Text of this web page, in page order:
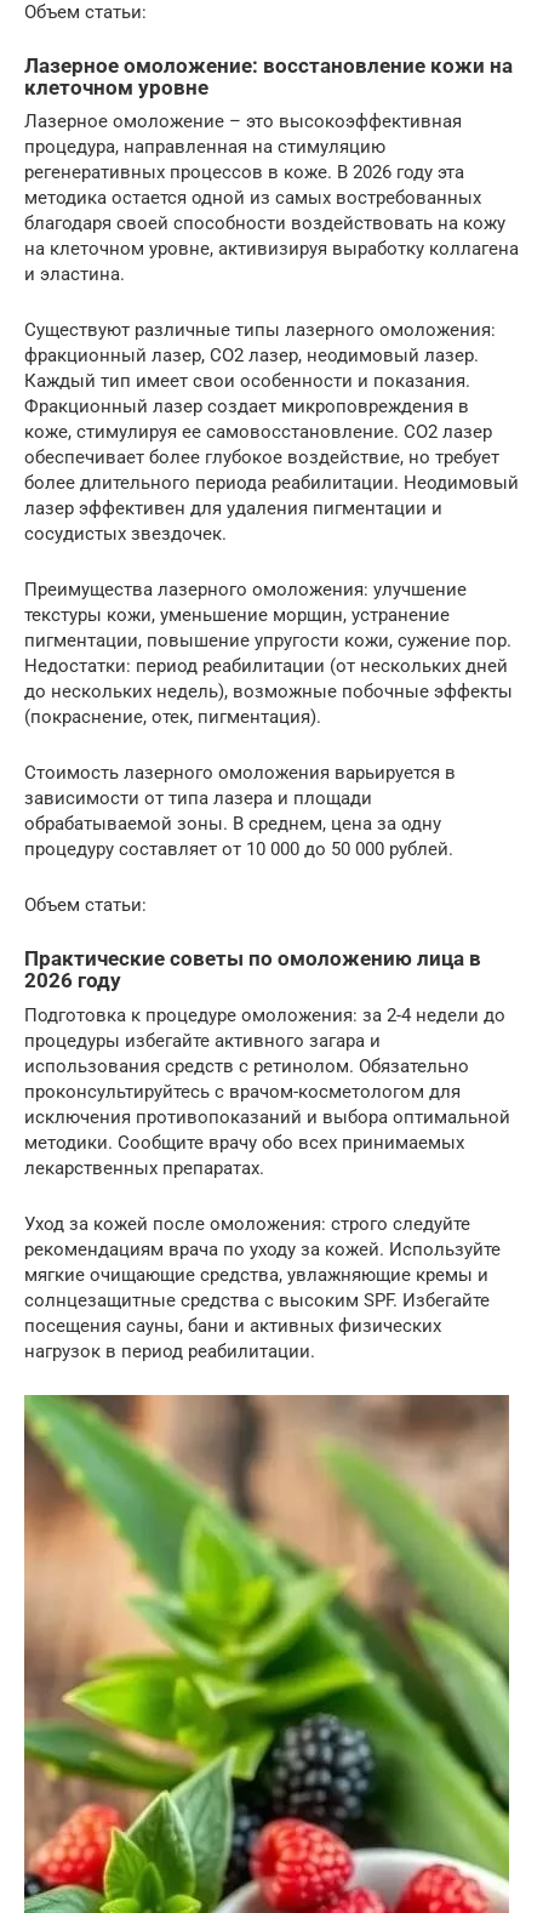
Объем статьи:
Лазерное омоложение: восстановление кожи на
клеточном уровне
Лазерное омоложение – это высокоэффективная
процедура, направленная на стимуляцию
регенеративных процессов в коже. В 2026 году эта
методика остается одной из самых востребованных
благодаря своей способности воздействовать на кожу
на клеточном уровне, активизируя выработку коллагена
и эластина.
Существуют различные типы лазерного омоложения:
фракционный лазер, CO2 лазер, неодимовый лазер.
Каждый тип имеет свои особенности и показания.
Фракционный лазер создает микроповреждения в
коже, стимулируя ее самовосстановление. CO2 лазер
обеспечивает более глубокое воздействие, но требует
более длительного периода реабилитации. Неодимовый
лазер эффективен для удаления пигментации и
сосудистых звездочек.
Преимущества лазерного омоложения: улучшение
текстуры кожи, уменьшение морщин, устранение
пигментации, повышение упругости кожи, сужение пор.
Недостатки: период реабилитации (от нескольких дней
до нескольких недель), возможные побочные эффекты
(покраснение, отек, пигментация).
Стоимость лазерного омоложения варьируется в
зависимости от типа лазера и площади
обрабатываемой зоны. В среднем, цена за одну
процедуру составляет от 10 000 до 50 000 рублей.
Объем статьи:
Практические советы по омоложению лица в
2026 году
Подготовка к процедуре омоложения: за 2-4 недели до
процедуры избегайте активного загара и
использования средств с ретинолом. Обязательно
проконсультируйтесь с врачом-косметологом для
исключения противопоказаний и выбора оптимальной
методики. Сообщите врачу обо всех принимаемых
лекарственных препаратах.
Уход за кожей после омоложения: строго следуйте
рекомендациям врача по уходу за кожей. Используйте
мягкие очищающие средства, увлажняющие кремы и
солнцезащитные средства с высоким SPF. Избегайте
посещения сауны, бани и активных физических
нагрузок в период реабилитации.